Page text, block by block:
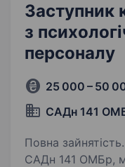
Заступник
з
персоналу
25 000 – 50
САДн 141
Повна зайнятість. Вища
САДн 141 ОМБр,